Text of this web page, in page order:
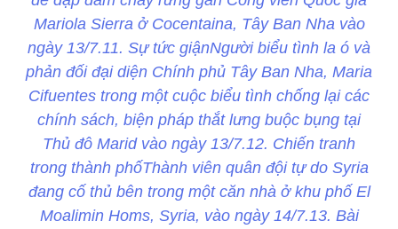
Mariola Sierra ở Cocentaina, Tây Ban Nha vào
ngày 13/7.11. Sự tức giậnNgười biểu tình la ó và
phản đối đại diện Chính phủ Tây Ban Nha, Maria
Cifuentes trong một cuộc biểu tình chống lại các
chính sách, biện pháp thắt lưng buộc bụng tại
Thủ đô Marid vào ngày 13/7.12. Chiến tranh
trong thành phốThành viên quân đội tự do Syria
đang cố thủ bên trong một căn nhà ở khu phố El
Moalimin Homs, Syria, vào ngày 14/7.13. Bài